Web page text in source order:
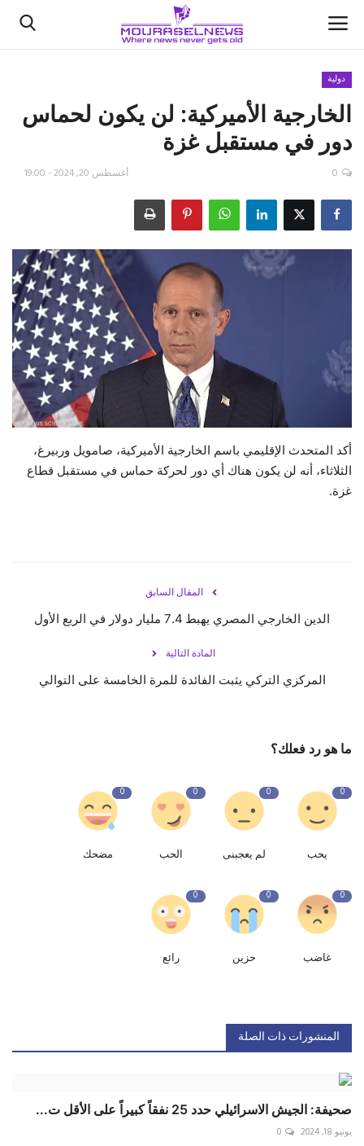
الأخبار
كتّابنا
اقتصاد
علوم وتكنولوجيا
فيديو
حياة
دولية
الخارجية الأميركية: لن يكون لحماس
دور في مستقبل غزة
أغسطس 20, 2024 - 19:00 0
أكد المتحدث الإقليمي باسم الخارجية الأميركية، صامويل وربيرغ،
الثلاثاء، أنه لن يكون هناك أي دور لحركة حماس في مستقبل قطاع
غزة.
المقال السابق
الدين الخارجي المصري يهبط 7.4 مليار دولار في الربع الأول
المادة التالية
المركزي التركي يثبت الفائدة للمرة الخامسة على التوالي
ما هو رد فعلك؟
0
يحب
0
لم يعجبنى
0
الحب
0
مضحك
0
غاضب
0
حزين
0
رائع
المنشورات ذات الصلة
صحيفة: الجيش الاسرائيلي حدد 25 نفقاً كبيراً على الأقل ت...
يونيو 18, 2024 0